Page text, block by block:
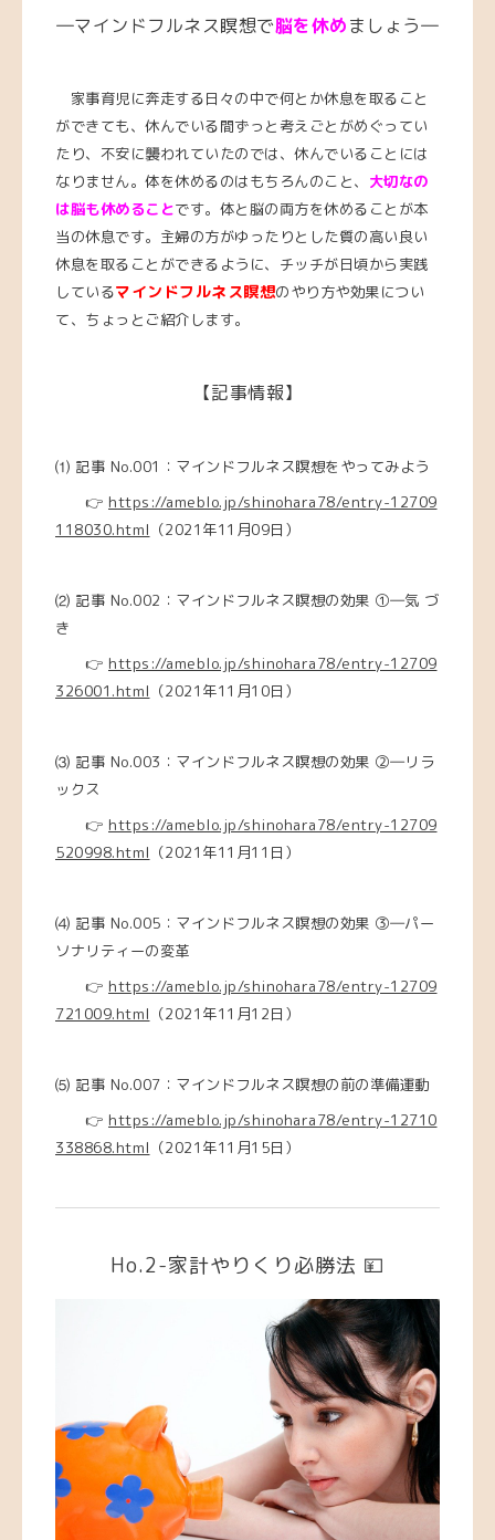
―マインドフルネス瞑想で脳を休めましょう―
家事育児に奔走する日々の中で何とか休息を取ること
ができても、休んでいる間ずっと考えごとがめぐってい
たり、不安に襲われていたのでは、休んでいることには
なりません。体を休めるのはもちろんのこと、 大切なの
は脳も休めることです。体と脳の両方を休めることが本
当の休息です。主婦の方がゆったりとした質の高い良い
休息を取ることができるように、チッチが日頃から実践
しているマインドフルネス瞑想のやり方や効果につい
て、ちょっとご紹介します。
【記事情報】
⑴ 記事 No.001：マインドフルネス瞑想をやってみよう
👉 https://ameblo.jp/shinohara78/entry-12709
118030.html （2021年11月09日）
⑵ 記事 No.002：マインドフルネス瞑想の効果 ①―気 づ
き
👉 https://ameblo.jp/shinohara78/entry-12709
326001.html （2021年11月10日）
⑶ 記事 No.003：マインドフルネス瞑想の効果 ②―リラ
ックス
👉 https://ameblo.jp/shinohara78/entry-12709
520998.html （2021年11月11日）
⑷ 記事 No.005：マインドフルネス瞑想の効果 ③―パー
ソナリティーの変革
👉 https://ameblo.jp/shinohara78/entry-12709
721009.html （2021年11月12日）
⑸ 記事 No.007：マインドフルネス瞑想の前の準備運動
👉 https://ameblo.jp/shinohara78/entry-12710
338868.html （2021年11月15日）
Ho.2-家計やりくり必勝法 💴